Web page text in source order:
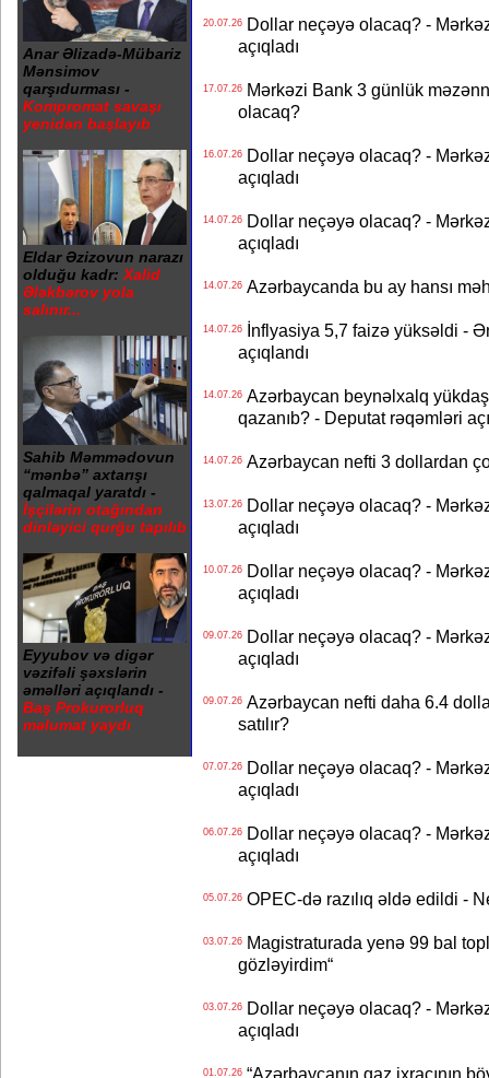
Anar Əlizadə-Mübariz
Mənsimov
qarşıdurması -
Kompromat savaşı
yenidən başlayıb
Eldar Əzizovun narazı
olduğu kadr: Xalid
Ələkbərov yola
salınır...
Sahib Məmmədovun
“mənbə” axtarışı
qalmaqal yaratdı -
İşçilərin otağından
dinləyici qurğu tapılıb
Eyyubov və digər
vəzifəli şəxslərin
əməlləri açıqlandı -
Baş Prokurorluq
məlumat yaydı
20.07.26Dollar neçəyə olacaq? -
açıqladı
17.07.26Mərkəzi Bank 3 günlük
olacaq?
16.07.26Dollar neçəyə olacaq? -
açıqladı
14.07.26Dollar neçəyə olacaq? -
açıqladı
14.07.26Azərbaycanda bu ay hansı
14.07.26İnflyasiya 5,7 faizə yüksəldi -
açıqlandı
14.07.26Azərbaycan beynəlxalq
qazanıb? - Deputat rəqəmləri
14.07.26Azərbaycan nefti 3 dollardan
13.07.26Dollar neçəyə olacaq? -
açıqladı
10.07.26Dollar neçəyə olacaq? -
açıqladı
09.07.26Dollar neçəyə olacaq? -
açıqladı
09.07.26Azərbaycan nefti daha 6.4
satılır?
07.07.26Dollar neçəyə olacaq? -
açıqladı
06.07.26Dollar neçəyə olacaq? -
açıqladı
05.07.26OPEC-də razılıq əldə edildi -
03.07.26Magistraturada yenə 99 bal
gözləyirdim“
03.07.26Dollar neçəyə olacaq? -
açıqladı
01.07.26“Azərbaycanın qaz ixracının